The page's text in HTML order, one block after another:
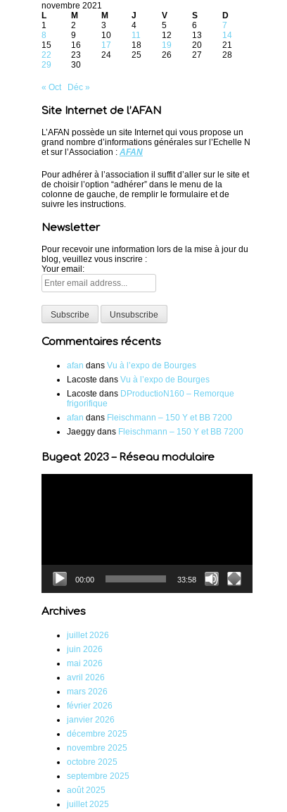
novembre 2021
L
M M J V S
D
1
2 3 4 5 6
7
8
9 10 11 12 13
14
15
16 17 18 19 20
21
22
23 24 25 26 27
28
29
30
« Oct Déc »
Site Internet de l’AFAN
L’AFAN possède un site Internet qui vous propose un
grand nombre d’informations générales sur l’Echelle N
et sur l’Association : AFAN
Pour adhérer à l’association il suffit d’aller sur le site et
de choisir l’option “adhérer” dans le menu de la
colonne de gauche, de remplir le formulaire et de
suivre les instructions.
Newsletter
Pour recevoir une information lors de la mise à jour du
blog, veuillez vous inscrire :
Your email:
Commentaires récents
afan dans Vu à l’expo de Bourges
Lacoste dans Vu à l’expo de Bourges
Lacoste dans DProductioN160 – Remorque
frigorifique
afan dans Fleischmann – 150 Y et BB 7200
Jaeggy dans Fleischmann – 150 Y et BB 7200
Bugeat 2023 – Réseau modulaire
00:00 33:58
Archives
juillet 2026
juin 2026
mai 2026
avril 2026
mars 2026
février 2026
janvier 2026
décembre 2025
novembre 2025
octobre 2025
septembre 2025
août 2025
juillet 2025